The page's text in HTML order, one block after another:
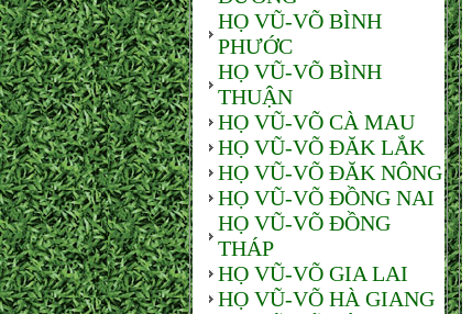
HỌ VŨ-VÕ BÌNH
PHƯỚC
HỌ VŨ-VÕ BÌNH
THUẬN
HỌ VŨ-VÕ CÀ MAU
HỌ VŨ-VÕ ĐĂK LẮK
HỌ VŨ-VÕ ĐĂK NÔNG
HỌ VŨ-VÕ ĐỒNG NAI
HỌ VŨ-VÕ ĐỒNG
THÁP
HỌ VŨ-VÕ GIA LAI
HỌ VŨ-VÕ HÀ GIANG